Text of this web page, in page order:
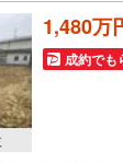
1,480万
成約でも